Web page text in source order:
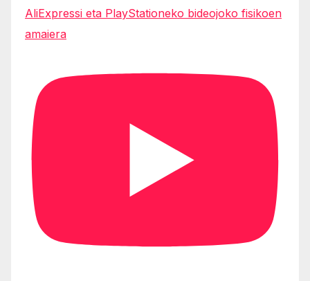
AliExpressi eta PlayStationeko bideojoko fisikoen
amaiera